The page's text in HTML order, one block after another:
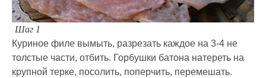
Шаг 1
Куриное филе вымыть, разрезать каждое на 3-4 не
толстые части, отбить. Горбушки батона натереть на
крупной терке, посолить, поперчить, перемешать.